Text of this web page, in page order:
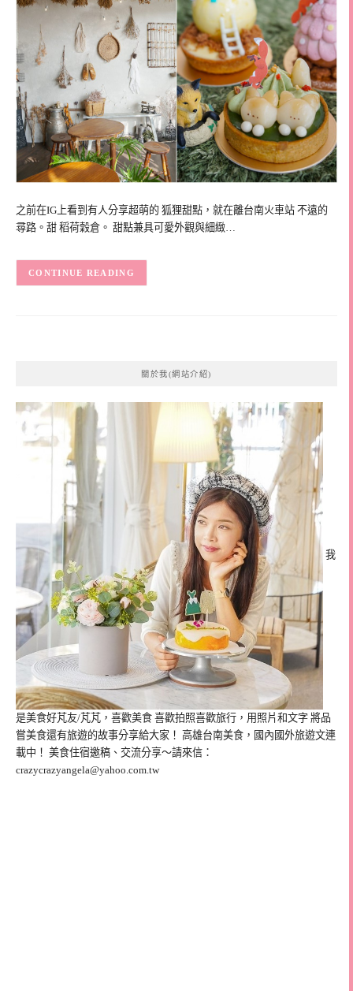
之前在IG上看到有人分享超萌的 狐狸甜點，就在離台南火車站 不遠的
尋路。甜 稻荷穀倉。 甜點兼具可愛外觀與細緻…
CONTINUE READING
關於我(網站介紹)
我
是美食好芃友/芃芃，喜歡美食 喜歡拍照喜歡旅行，用照片和文字 將品
嘗美食還有旅遊的故事分享給大家！ 高雄台南美食，國內國外旅遊文連
載中！ 美食住宿邀稿、交流分享～請來信：
crazycrazyangela@yahoo.com.tw